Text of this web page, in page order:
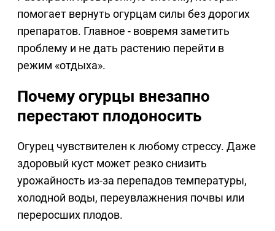
помогает вернуть огурцам силы без дорогих
препаратов. Главное - вовремя заметить
проблему и не дать растению перейти в
режим «отдыха».
Почему огурцы внезапно
перестают плодоносить
Огурец чувствителен к любому стрессу. Даже
здоровый куст может резко снизить
урожайность из-за перепадов температуры,
холодной воды, переувлажнения почвы или
переросших плодов.